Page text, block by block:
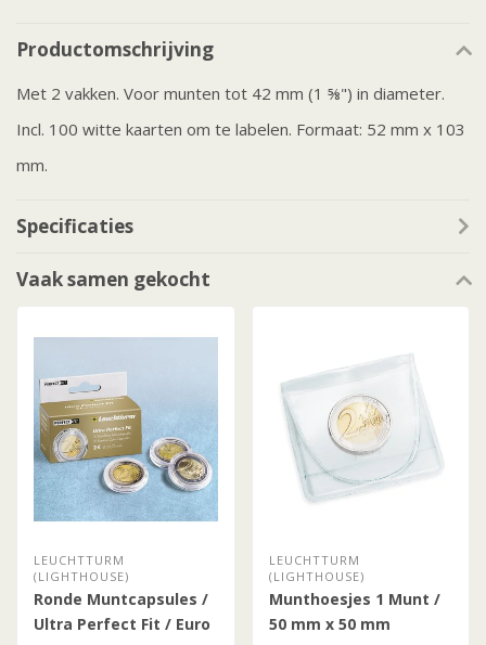
Productomschrijving
Met 2 vakken. Voor munten tot 42 mm (1 ⅝") in diameter.
Incl. 100 witte kaarten om te labelen. Formaat: 52 mm x 103
mm.
Specificaties
Vaak samen gekocht
LEUCHTTURM
(LIGHTHOUSE)
Ronde Muntcapsules /
Ultra Perfect Fit / Euro
LEUCHTTURM
(LIGHTHOUSE)
Munthoesjes 1 Munt /
50 mm x 50 mm